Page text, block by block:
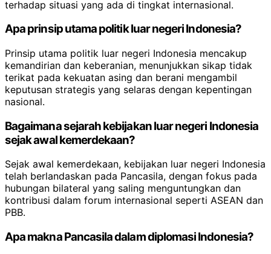
terhadap situasi yang ada di tingkat internasional.
Apa prinsip utama politik luar negeri Indonesia?
Prinsip utama politik luar negeri Indonesia mencakup
kemandirian dan keberanian, menunjukkan sikap tidak
terikat pada kekuatan asing dan berani mengambil
keputusan strategis yang selaras dengan kepentingan
nasional.
Bagaimana sejarah kebijakan luar negeri Indonesia
sejak awal kemerdekaan?
Sejak awal kemerdekaan, kebijakan luar negeri Indonesia
telah berlandaskan pada Pancasila, dengan fokus pada
hubungan bilateral yang saling menguntungkan dan
kontribusi dalam forum internasional seperti ASEAN dan
PBB.
Apa makna Pancasila dalam diplomasi Indonesia?